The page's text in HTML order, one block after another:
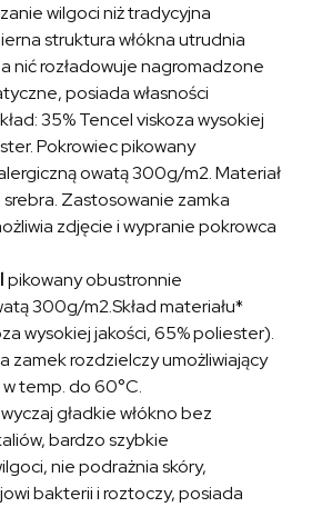
wilgoci niż tradycyjna
struktura włókna utrudnia
nić rozładowuje nagromadzone
posiada własności
35% Tencel viskoza wysokiej
Pokrowiec pikowany
owatą 300g/m2. Materiał
Zastosowanie zamka
zdjęcie i wypranie pokrowca
pikowany obustronnie
300g/m2.Skład materiału*
wysokiej jakości, 65% poliester).
zamek rozdzielczy umożliwiający
temp. do 60°C.
gładkie włókno bez
bardzo szybkie
nie podrażnia skóry,
bakterii i roztoczy, posiada